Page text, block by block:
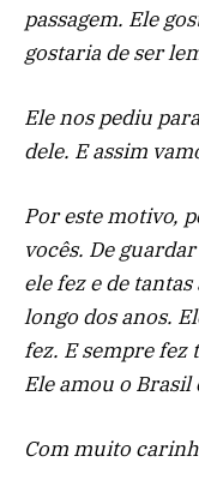
passagem. Ele
gostaria de ser
Ele nos pediu
dele. E assim
Por este motivo,
vocês. De
ele fez e de
longo dos anos.
fez. E sempre fez
Ele amou o Brasil
Com muito